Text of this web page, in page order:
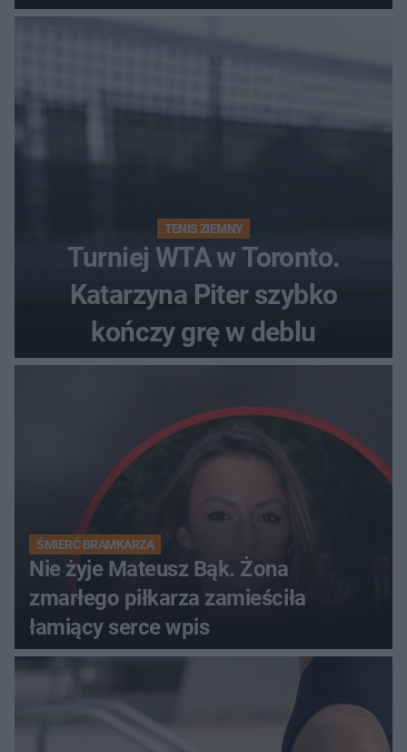
Polki?
TENIS ZIEMNY
Turniej WTA w Toronto.
Katarzyna Piter szybko
kończy grę w deblu
ŚMIERĆ BRAMKARZA
Nie żyje Mateusz Bąk. Żona
zmarłego piłkarza zamieściła
łamiący serce wpis